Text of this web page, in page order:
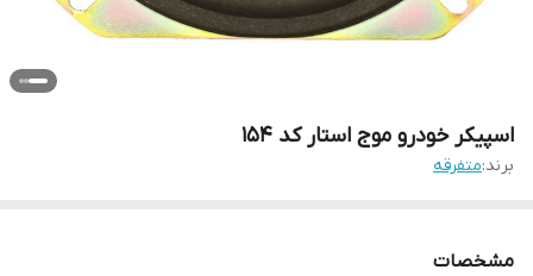
اسپیکر خودرو موج استار کد 154
برند:متفرقه
مشخصات